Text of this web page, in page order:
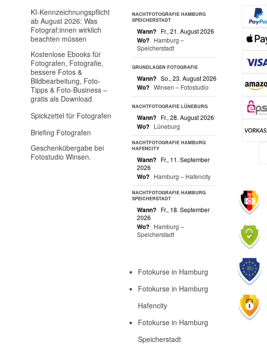
KI-Kennzeichnungspflicht
ab August 2026: Was
Fotograf:innen wirklich
beachten müssen
Kostenlose Ebooks für
Fotografen, Fotografie,
bessere Fotos &
Bildbearbeitung, Foto-
Tipps & Foto-Business –
gratis als Download
Spickzettel für Fotografen
Briefing Fotografen
Geschenkübergabe bei
Fotostudio Winsen.
NACHTFOTOGRAFIE HAMBURG
SPEICHERSTADT
Wann? Fr., 21. August 2026
Wo?
Hamburg –
Speicherstadt
GRUNDLAGEN FOTOGRAFIE
Wann? So., 23. August 2026
Wo? Winsen – Fotostudio
NACHTFOTOGRAFIE LÜNEBURG
Wann? Fr., 28. August 2026
Wo? Lüneburg
NACHTFOTOGRAFIE HAMBURG
HAFENCITY
Wann?
Fr., 11. September
2026
Wo? Hamburg – Hafencity
NACHTFOTOGRAFIE HAMBURG
SPEICHERSTADT
Wann?
Fr., 18. September
2026
Wo?
Hamburg –
Speicherstadt
Fotokurse in Hamburg
Fotokurse in Hamburg
Hafencity
Fotokurse in Hamburg
Speicherstadt